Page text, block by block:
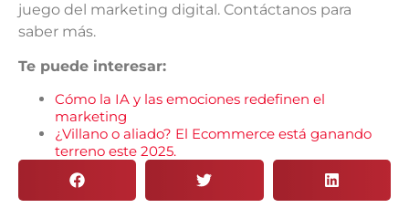
juego del marketing digital. Contáctanos para
saber más.
Te puede interesar:
Cómo la IA y las emociones redefinen el
marketing
¿Villano o aliado? El Ecommerce está ganando
terreno este 2025.